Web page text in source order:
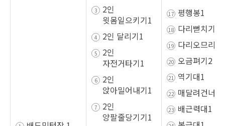
2인
윗몸일으키기1
2인 달리기1
2인
자전거타기1
2인
앉아밀어내기1
2인
양팔줄당기기1
평행봉1
다리뻗치기1
다리오므리
오금펴기2
역기대1
매달려건너
배근력대1